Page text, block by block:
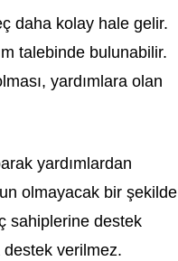
daha kolay hale gelir.
talebinde bulunabilir.
yardımlara olan
yardımlardan
olmayacak bir şekilde
sahiplerine destek
destek verilmez.